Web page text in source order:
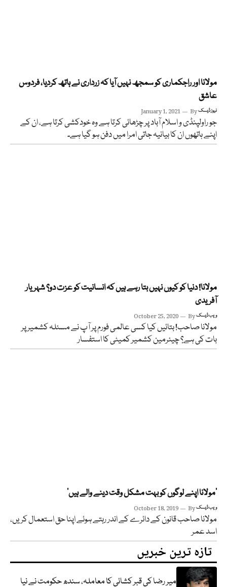
مولانا اور راجکماری کو سمجھ نہیں آیا کہ زرداری نے ہاتھ کردیا، فردوس
عاشق
January 1, 2021 Byنیوز ڈیسک
جو راولپنڈی و اسلام آباد پر چڑھائی کرتا ہے وہ خودکشی کرتا ہے، ان کے
اپنے ہاتھوں ان کا بیانیہ جاتی امرا میں دفن ہو گیا ہے۔
مولانا! دنیا کو کیوں نہیں بتا رہے ہیں کہ انسانیت کو عزت دو؟ شہریار
آفریدی
October 25, 2020 Byویب ڈیسک
مولانا صاحب! بتائیں کیا کسی عالمی فورم پر آپ نے مسئلہ کشمیر پر
بات کی ہے؟ چیئرمین کشمیر کمیٹی کا استفسار
‘مولانا اپنے لوگوں کو بہت مشکل وقت دینے والے ہیں’
October 18, 2019 Byویب ڈیسک
مولانا صاحب قانون کے دائرے کے اندر رہتے ہوئے اپنا حق استعمال کریں،
اسد عمر
تازہ ترین خبریں
میر رضا کی قبر کشائی کا معاملہ، سندھ حکومت نے نیا